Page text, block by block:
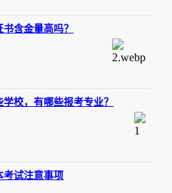
含金量高吗？
校，有哪些报考专业？
考试注意事项